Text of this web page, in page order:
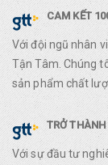
CAM KẾT
Với đội ngũ nhân
Tận Tâm. Chúng
sản phẩm chất
TRỞ THÀNH
Với sự đầu tư